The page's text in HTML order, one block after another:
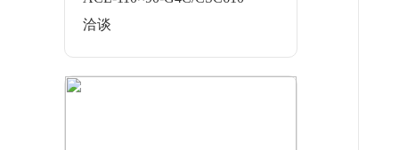
洽谈